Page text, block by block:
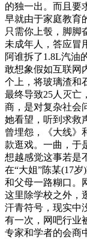
的独一出。而且要
早就由于家庭教育
只需你上彀，脚脚
未成年人，答应冒
阿谁拆了1.8L汽油
敢想象假如互联网
个上，将玻璃渣和
最终导致25人灭亡
商，是对复杂社会
她看望，听到求救
曾埋怨，《大线》
款逛戏。一曲，于
想越感觉这事若是
在“大姐”陈某(17
和父母一路糊口。
这里除学校之外，
汗青符号，现实中
有一次，网吧行业
专家和学者的会商